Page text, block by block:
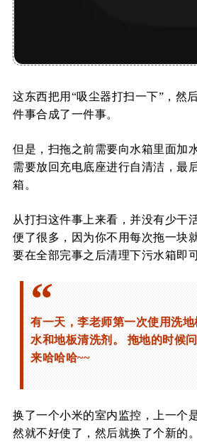
这东西把用“吸尘器打扫一下”，然
件事合成了一件事。
但是，扫拖之前需要向水箱里面加
需要放回充电底座进行自清洁，最
箱。
从打扫这件事上来看，并没有少干
便了很多，因为你不用每次拖一块
要在全部完事之后清理下污水箱即可
有一天，李老师第一次使用洗
水和地板清洗剂。 拖地的时候
来哈哈哈~~
换了一个小米的室内监控，上一个
然就不好使了，然后就换了个新的。